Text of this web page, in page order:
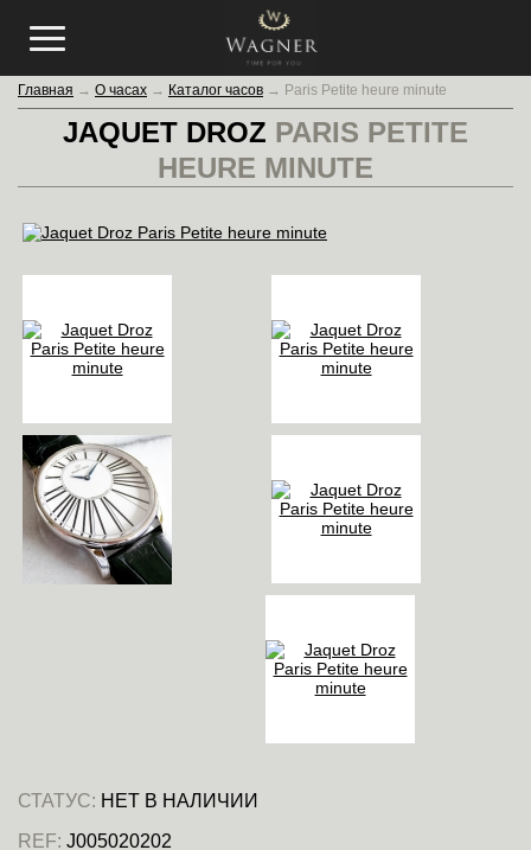
Главная → О часах → Каталог часов → Paris Petite heure minute
JAQUET DROZ PARIS PETITE
HEURE MINUTE
СТАТУС: НЕТ В НАЛИЧИИ
REF: J005020202